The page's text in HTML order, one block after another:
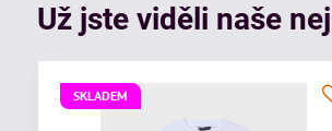
Už jste viděli naše
SKLADEM